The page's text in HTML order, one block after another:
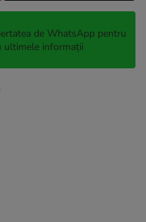
de WhatsApp pentru
ultimele informații